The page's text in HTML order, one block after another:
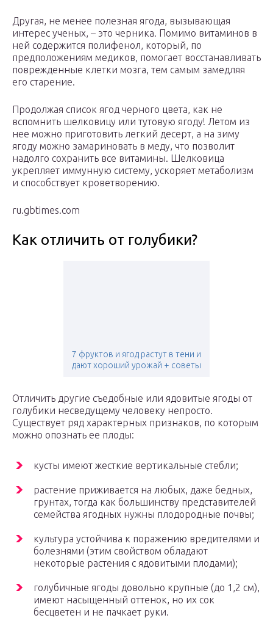
Другая, не менее полезная ягода, вызывающая
интерес ученых, – это черника. Помимо витаминов в
ней содержится полифенол, который, по
предположениям медиков, помогает восстанавливать
поврежденные клетки мозга, тем самым замедляя
его старение.
Продолжая список ягод черного цвета, как не
вспомнить шелковицу или тутовую ягоду! Летом из
нее можно приготовить легкий десерт, а на зиму
ягоду можно замариновать в меду, что позволит
надолго сохранить все витамины. Шелковица
укрепляет иммунную систему, ускоряет метаболизм
и способствует кроветворению.
ru.gbtimes.com
Как отличить от голубики?
7 фруктов и ягод растут в тени и
дают хороший урожай + советы
Отличить другие съедобные или ядовитые ягоды от
голубики несведущему человеку непросто.
Существует ряд характерных признаков, по которым
можно опознать ее плоды:
кусты имеют жесткие вертикальные стебли;
растение приживается на любых, даже бедных,
грунтах, тогда как большинству представителей
семейства ягодных нужны плодородные почвы;
культура устойчива к поражению вредителями и
болезнями (этим свойством обладают
некоторые растения с ядовитыми плодами);
голубичные ягоды довольно крупные (до 1,2 см),
имеют насыщенный оттенок, но их сок
бесцветен и не пачкает руки.